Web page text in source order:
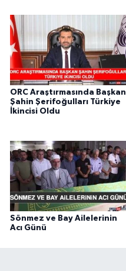
ORC Araştırmasında Başkan
Şahin Şerifoğulları Türkiye
İkincisi Oldu
Sönmez ve Bay Ailelerinin
Acı Günü